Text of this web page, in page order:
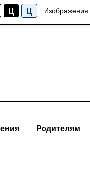
Ц Ц Изображения:
Родителям